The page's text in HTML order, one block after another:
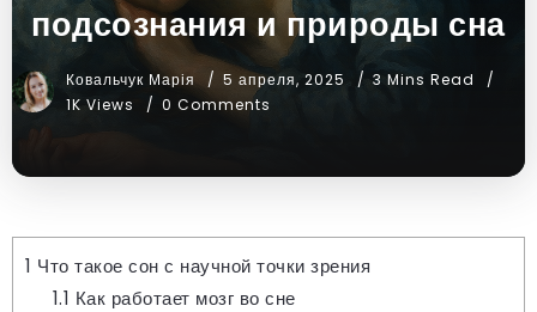
подсознания и природы сна
Ковальчук Марія 5 апреля, 2025
3 Mins Read
1K Views
0 Comments
1 Что такое сон с научной точки зрения
1.1 Как работает мозг во сне